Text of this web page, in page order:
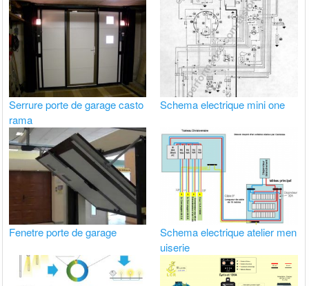
Serrure porte de garage casto
rama
Schema electrique mini one
Fenetre porte de garage
Schema electrique atelier men
uiserie